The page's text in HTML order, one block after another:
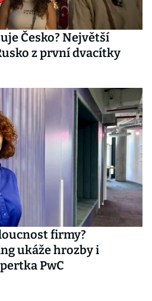
Česko? Největší
z první dvacítky
firmy?
ukáže hrozby i
PwC